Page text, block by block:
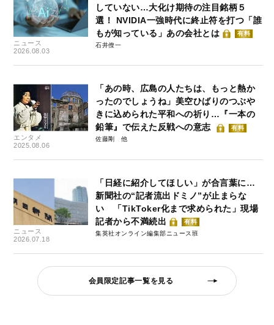
ニュース
2026.08.03
していない…大化け期待の注目銘柄５
選！ NVIDIA一強時代に終止符を打つ「誰
もが知っている」あの会社とは
有料
石井僚一
エンタメ
2025.08.06
「あの時、広島の人たちは、もっと熱か
ったのでしょうね」美空ひばりのつぶや
きに込められた平和への祈り…『一本の
鉛筆』で伝えた反戦への意志
有料
佐藤剛
ニュース
2026.07.18
「日経に紹介してほしい」が合言葉に…
新聞社の“記者流出ドミノ”が止まらな
い 「TikToker化まで求められた」現場
記者から不満続出
有料
集英社オンライン編集部ニュース班
会員限定記事一覧を見る